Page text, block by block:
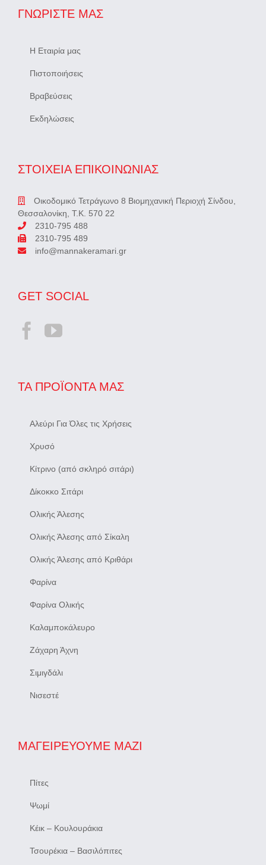
ΓΝΩΡΊΣΤΕ ΜΑΣ
Η Εταιρία μας
Πιστοποιήσεις
Βραβεύσεις
Εκδηλώσεις
ΣΤΟΙΧΕΙΑ ΕΠΙΚΟΙΝΩΝΙΑΣ
Οικοδομικό Τετράγωνο 8 Βιομηχανική Περιοχή Σίνδου,
Θεσσαλονίκη, Τ.Κ. 570 22
2310-795 488
2310-795 489
info@mannakeramari.gr
GET SOCIAL
ΤΑ ΠΡΟΪΌΝΤΑ ΜΑΣ
Αλεύρι Για Όλες τις Χρήσεις
Χρυσό
Κίτρινο (από σκληρό σιτάρι)
Δίκοκκο Σιτάρι
Ολικής Άλεσης
Ολικής Άλεσης από Σίκαλη
Ολικής Άλεσης από Κριθάρι
Φαρίνα
Φαρίνα Ολικής
Καλαμποκάλευρο
Ζάχαρη Άχνη
Σιμιγδάλι
Νισεστέ
ΜΑΓΕΙΡΕΎΟΥΜΕ ΜΑΖΊ
Πίτες
Ψωμί
Κέικ – Κουλουράκια
Τσουρέκια – Βασιλόπιτες